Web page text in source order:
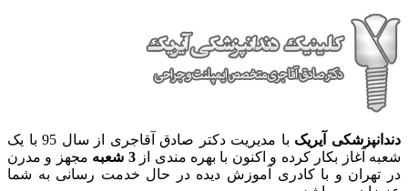
دندانپزشکی آیریک
با مدیریت دکتر صادق آقاجری از سال 95 با یک
شعبه آغاز بکار کرده و اکنون با بهره مندی از3 شعبه
مجهز و مدرن
در تهران و با کادری آموزش دیده در حال خدمت رسانی به شما